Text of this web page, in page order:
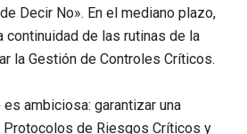
Decir No». En el mediano plazo,
continuidad de las rutinas de la
la Gestión de Controles Críticos.
ambiciosa: garantizar una
Protocolos de Riesgos Críticos y